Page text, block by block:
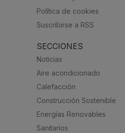
Política de cookies
Suscribirse a RSS
SECCIONES
Noticias
Aire acondicionado
Calefacción
Construcción Sostenible
Energías Renovables
Sanitarios